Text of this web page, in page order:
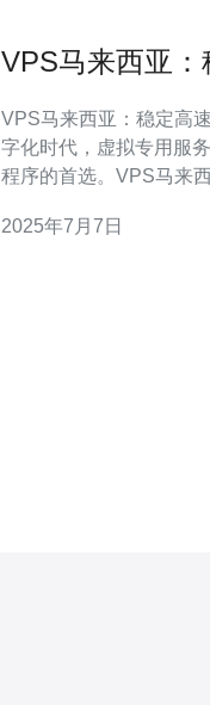
VPS马来西亚
VPS马来西亚：稳定高速的
字化时代，虚拟专用服
程序的首选。VPS马来
能和安全性。 选择VPS马来西亚意味着选择了更稳定的服
2025年7月7日